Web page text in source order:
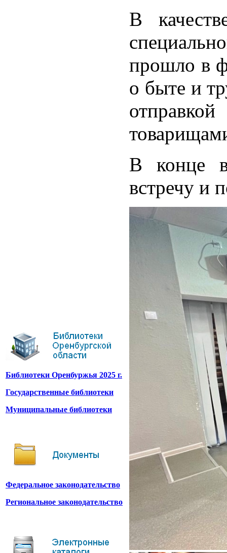
Библиотеки Оренбуржья 2025 г.
Государственные библиотеки
Муниципальные библиотеки
Федеральное законодательство
Региональное законодательство
В
прошло в
о быте и
В конце
встречу и